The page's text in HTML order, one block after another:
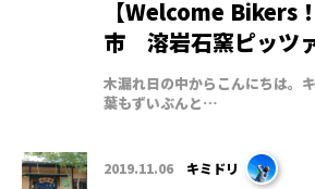
【Welcome
市 溶岩石窯ピッツ
木漏れ日の中からこんにちは。
葉もずいぶんと…
2019.11.06 キミドリ